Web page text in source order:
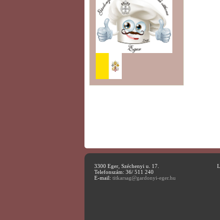
3300 Eger, Széchenyi u. 17.
Telefonszám: 36/ 511 240
E-mail: titkarsag@gardonyi-eger.hu